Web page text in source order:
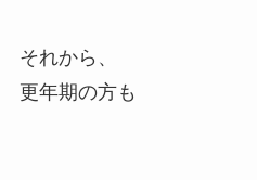
それから、
更年期の方も